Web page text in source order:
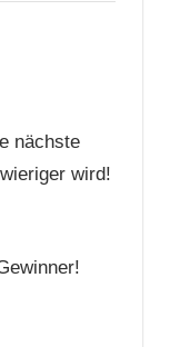
nächste
wird!